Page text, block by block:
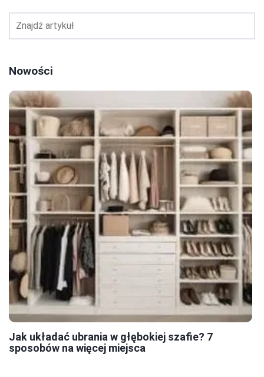
Nowości
Jak układać ubrania w głębokiej szafie? 7
sposobów na więcej miejsca